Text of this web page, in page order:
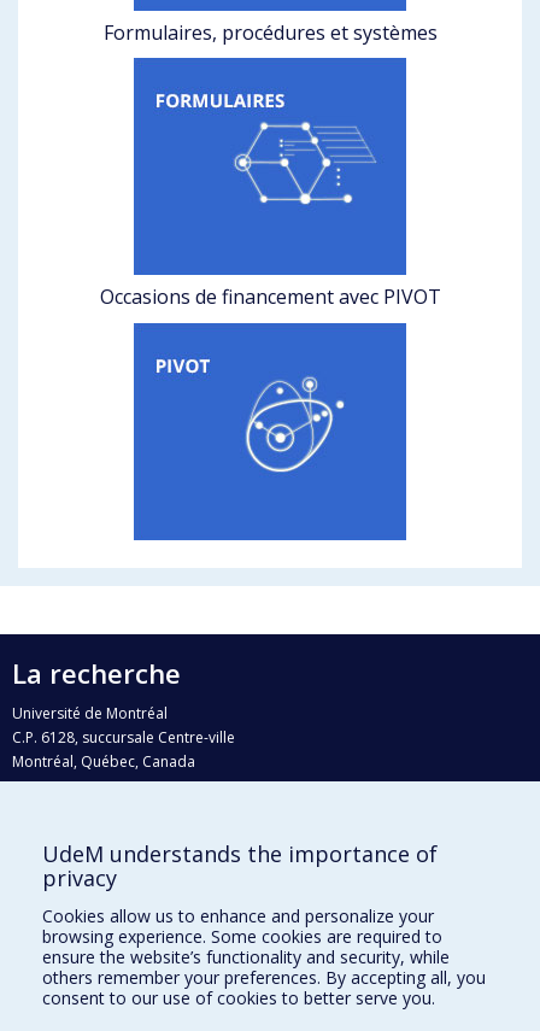
Formulaires, procédures et systèmes
Occasions de financement avec PIVOT
La recherche
Université de Montréal
C.P. 6128, succursale Centre-ville
Montréal, Québec, Canada
H3C 3J7
Qui fait quoi?
Nous trouver
Plan du site
Accessibilité
UdeM understands the importance of
privacy
Cookies allow us to enhance and personalize your
browsing experience. Some cookies are required to
ensure the website’s functionality and security, while
others remember your preferences. By accepting all, you
consent to our use of cookies to better serve you.